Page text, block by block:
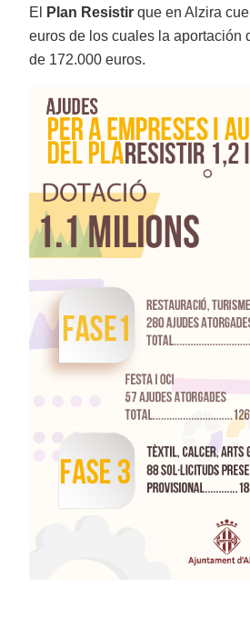
El Plan Resistir que en Alzira
euros de los cuales la aportación
de 172.000 euros.